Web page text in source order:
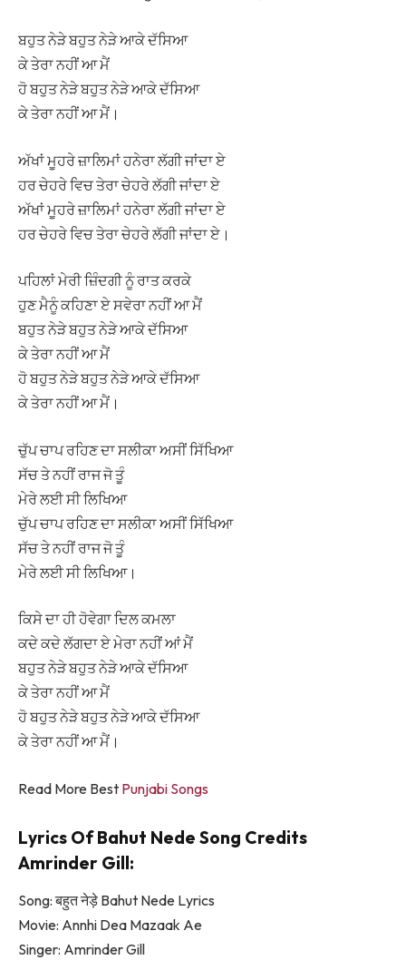
ਬਹੁਤ ਨੇੜੇ ਬਹੁਤ ਨੇੜੇ ਆਕੇ ਦੱਸਿਆ
ਕੇ ਤੇਰਾ ਨਹੀਂ ਆ ਮੈਂ
ਹੋ ਬਹੁਤ ਨੇੜੇ ਬਹੁਤ ਨੇੜੇ ਆਕੇ ਦੱਸਿਆ
ਕੇ ਤੇਰਾ ਨਹੀਂ ਆ ਮੈਂ।
ਅੱਖਾਂ ਮੂਹਰੇ ਜ਼ਾਲਿਮਾਂ ਹਨੇਰਾ ਲੱਗੀ ਜਾਂਦਾ ਏ
ਹਰ ਚੇਹਰੇ ਵਿਚ ਤੇਰਾ ਚੇਹਰੇ ਲੱਗੀ ਜਾਂਦਾ ਏ
ਅੱਖਾਂ ਮੂਹਰੇ ਜ਼ਾਲਿਮਾਂ ਹਨੇਰਾ ਲੱਗੀ ਜਾਂਦਾ ਏ
ਹਰ ਚੇਹਰੇ ਵਿਚ ਤੇਰਾ ਚੇਹਰੇ ਲੱਗੀ ਜਾਂਦਾ ਏ।
ਪਹਿਲਾਂ ਮੇਰੀ ਜ਼ਿੰਦਗੀ ਨੂੰ ਰਾਤ ਕਰਕੇ
ਹੁਣ ਮੈਨੂੰ ਕਹਿਣਾ ਏ ਸਵੇਰਾ ਨਹੀਂ ਆ ਮੈਂ
ਬਹੁਤ ਨੇੜੇ ਬਹੁਤ ਨੇੜੇ ਆਕੇ ਦੱਸਿਆ
ਕੇ ਤੇਰਾ ਨਹੀਂ ਆ ਮੈਂ
ਹੋ ਬਹੁਤ ਨੇੜੇ ਬਹੁਤ ਨੇੜੇ ਆਕੇ ਦੱਸਿਆ
ਕੇ ਤੇਰਾ ਨਹੀਂ ਆ ਮੈਂ।
ਚੁੱਪ ਚਾਪ ਰਹਿਣ ਦਾ ਸਲੀਕਾ ਅਸੀਂ ਸਿੱਖਿਆ
ਸੱਚ ਤੇ ਨਹੀਂ ਰਾਜ ਜੋ ਤੂੰ
ਮੇਰੇ ਲਈ ਸੀ ਲਿਖਿਆ
ਚੁੱਪ ਚਾਪ ਰਹਿਣ ਦਾ ਸਲੀਕਾ ਅਸੀਂ ਸਿੱਖਿਆ
ਸੱਚ ਤੇ ਨਹੀਂ ਰਾਜ ਜੋ ਤੂੰ
ਮੇਰੇ ਲਈ ਸੀ ਲਿਖਿਆ।
ਕਿਸੇ ਦਾ ਹੀ ਹੋਵੇਗਾ ਦਿਲ ਕਮਲਾ
ਕਦੇ ਕਦੇ ਲੱਗਦਾ ਏ ਮੇਰਾ ਨਹੀਂ ਆਂ ਮੈਂ
ਬਹੁਤ ਨੇੜੇ ਬਹੁਤ ਨੇੜੇ ਆਕੇ ਦੱਸਿਆ
ਕੇ ਤੇਰਾ ਨਹੀਂ ਆ ਮੈਂ
ਹੋ ਬਹੁਤ ਨੇੜੇ ਬਹੁਤ ਨੇੜੇ ਆਕੇ ਦੱਸਿਆ
ਕੇ ਤੇਰਾ ਨਹੀਂ ਆ ਮੈਂ।
Read More Best Punjabi Songs
Lyrics Of Bahut Nede Song Credits
Amrinder Gill:
Song: बहुत नेड़े Bahut Nede Lyrics
Movie: Annhi Dea Mazaak Ae
Singer: Amrinder Gill